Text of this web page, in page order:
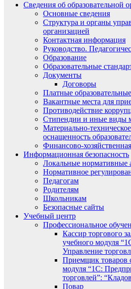
Сведения об образовательной
Основные сведения
Структура и органы
организацией
Контактная информация
Руководство.
Образование
Образовательные
Документы
Договоры
Платные
Вакантные места для
Противодействие
Стипендии и иные виды
Материально-
оснащенность
Финансово-
Информационная безопасность
Локальные нормативные
Нормативное
Педагогам
Родителям
Школьникам
Безопасные сайты
Учебный центр
Профессиональное
Кассир торгового
учебного модуля
Управление
Приемщик товаров
модуля “1С:
торговлей”:
Повар